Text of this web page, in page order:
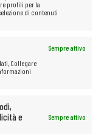
profili per la
di contenuti
Sempre attivo
Collegare
e
Sempre attivo
darà nuova vita al tuo
dei vantaggi offerti da
di parti mobili,
ai danni meccanici.
efficienti